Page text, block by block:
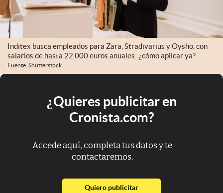
Inditex busca empleados para Zara, Stradivarius y Oysho, con
salarios de hasta 22.000 euros anuales: ¿cómo aplicar ya?
Fuente: Shutterstock
¿Quieres publicitar en
Cronista.com?
Accede aquí, completa tus datos y te
contactaremos.
Quiero publicitarabre en nueva pestaña